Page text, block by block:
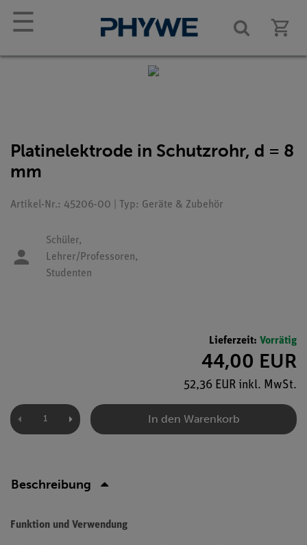
☰
Platinelektrode in Schutzrohr, d = 8
mm
Artikel-Nr.: 45206-00 | Typ: Geräte & Zubehör
Schüler,
Lehrer/Professoren,
Studenten
Lieferzeit: Vorrätig
44,00 EUR
52,36 EUR inkl. MwSt.
In den Warenkorb
Beschreibung
Funktion und Verwendung